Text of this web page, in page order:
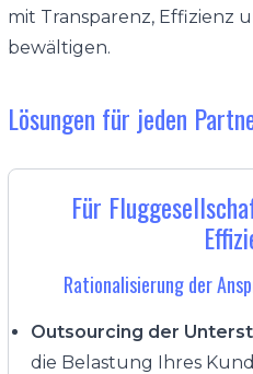
mit Transparenz, Effizienz
bewältigen.
Lösungen für jeden
Für
Rationalisierung der
Outsourcing der
die Belastung Ihres